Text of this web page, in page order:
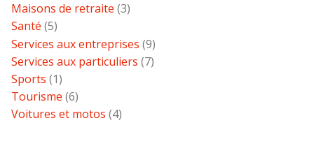
Maisons de retraite (3)
Santé (5)
Services aux entreprises (9)
Services aux particuliers (7)
Sports (1)
Tourisme (6)
Voitures et motos (4)